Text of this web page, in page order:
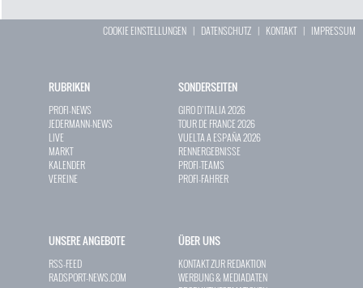
COOKIE EINSTELLUNGEN | DATENSCHUTZ | KONTAKT| IMPRESSUM
RUBRIKEN
PROFI-NEWS
JEDERMANN-NEWS
LIVE
MARKT
KALENDER
VEREINE
SONDERSEITEN
GIRO D`ITALIA 2026
TOUR DE FRANCE 2026
VUELTA A ESPAÑA 2026
RENNERGEBNISSE
PROFI-TEAMS
PROFI-FAHRER
UNSERE ANGEBOTE
RSS-FEED
RADSPORT-NEWS.COM
ÜBER UNS
KONTAKT ZUR REDAKTION
WERBUNG & MEDIADATEN